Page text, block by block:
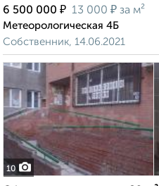
6 500 000 ₽ 13 000 ₽ за м²
Метеорологическая 4Б
Собственник, 14.06.2021
10